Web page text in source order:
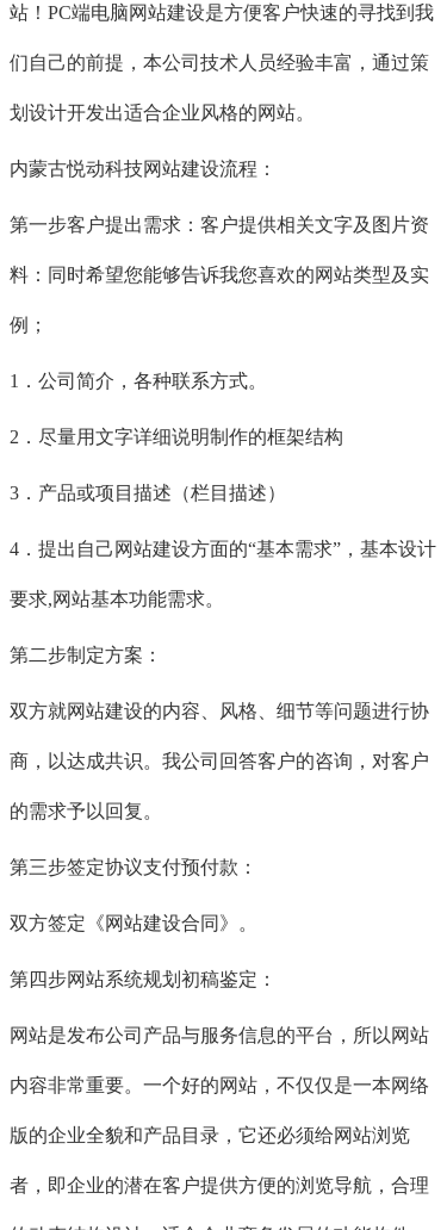
站！PC端电脑网站建设是方便客户快速的寻找到我
们自己的前提，本公司技术人员经验丰富，通过策
划设计开发出适合企业风格的网站。
内蒙古悦动科技网站建设流程：
第一步客户提出需求：客户提供相关文字及图片资
料：同时希望您能够告诉我您喜欢的网站类型及实
例；
1．公司简介，各种联系方式。
2．尽量用文字详细说明制作的框架结构
3．产品或项目描述（栏目描述）
4．提出自己网站建设方面的“基本需求”，基本设计
要求,网站基本功能需求。
第二步制定方案：
双方就网站建设的内容、风格、细节等问题进行协
商，以达成共识。我公司回答客户的咨询，对客户
的需求予以回复。
第三步签定协议支付预付款：
双方签定《网站建设合同》。
第四步网站系统规划初稿鉴定：
网站是发布公司产品与服务信息的平台，所以网站
内容非常重要。一个好的网站，不仅仅是一本网络
版的企业全貌和产品目录，它还必须给网站浏览
者，即企业的潜在客户提供方便的浏览导航，合理